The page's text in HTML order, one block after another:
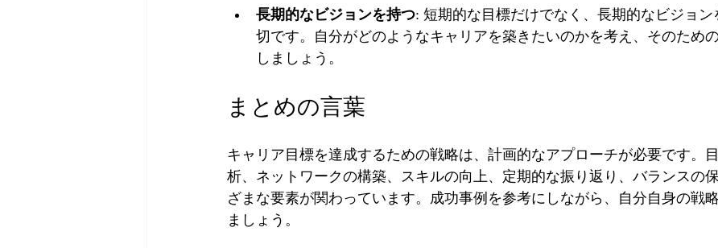
長期的なビジョンを持つ: 短期的な目標だけでなく、長期的なビジョン
切です。自分がどのようなキャリアを築きたいのかを考え、そのため
しましょう。
まとめの言葉
キャリア目標を達成するための戦略は、計画的なアプローチが必要です。
析、ネットワークの構築、スキルの向上、定期的な振り返り、バランスの
ざまな要素が関わっています。成功事例を参考にしながら、自分自身の戦
ましょう。